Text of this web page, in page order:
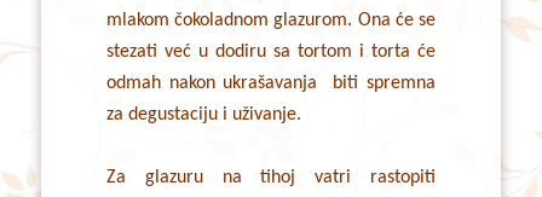
mlakom čokoladnom glazurom. Ona će se
stezati već u dodiru sa tortom i torta će
odmah nakon ukrašavanja biti spremna
za degustaciju i uživanje.
Za glazuru na tihoj vatri rastopiti